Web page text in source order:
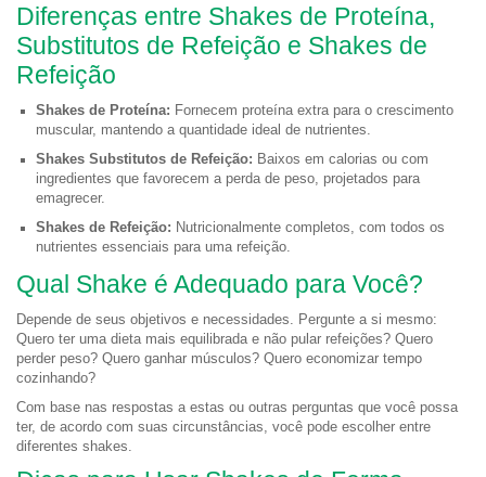
Diferenças entre Shakes de Proteína,
Substitutos de Refeição e Shakes de
Refeição
Shakes de Proteína: Fornecem proteína extra para o crescimento
muscular, mantendo a quantidade ideal de nutrientes.
Shakes Substitutos de Refeição: Baixos em calorias ou com
ingredientes que favorecem a perda de peso, projetados para
emagrecer.
Shakes de Refeição: Nutricionalmente completos, com todos os
nutrientes essenciais para uma refeição.
Qual Shake é Adequado para Você?
Depende de seus objetivos e necessidades. Pergunte a si mesmo:
Quero ter uma dieta mais equilibrada e não pular refeições? Quero
perder peso? Quero ganhar músculos? Quero economizar tempo
cozinhando?
Com base nas respostas a estas ou outras perguntas que você possa
ter, de acordo com suas circunstâncias, você pode escolher entre
diferentes shakes.